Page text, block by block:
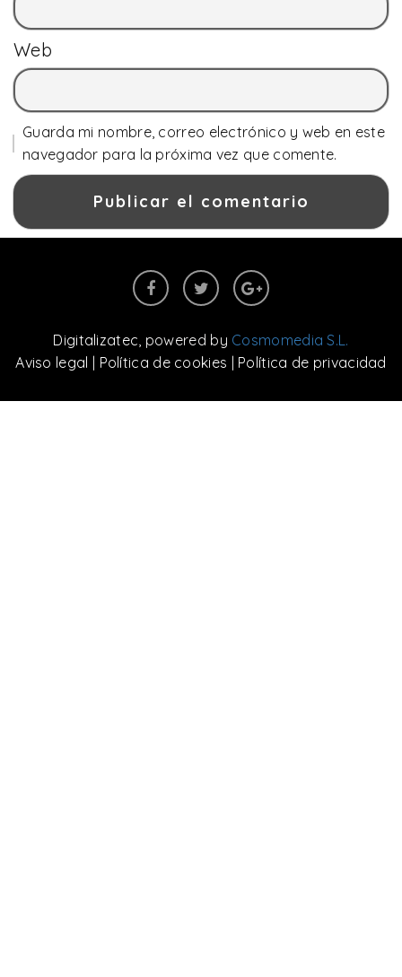
Web
Guarda mi nombre, correo electrónico y web en este
navegador para la próxima vez que comente.
Digitalizatec , powered by Cosmomedia S.L.
Aviso legal | Política de cookies | Política de privacidad